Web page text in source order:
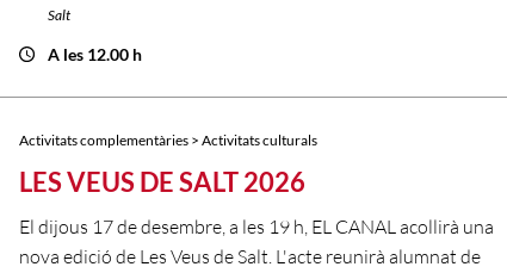
Salt
A les 12.00 h
Activitats complementàries > Activitats culturals
LES VEUS DE SALT 2026
El dijous 17 de desembre, a les 19 h, EL CANAL acollirà una
nova edició de Les Veus de Salt. L'acte reunirà alumnat de